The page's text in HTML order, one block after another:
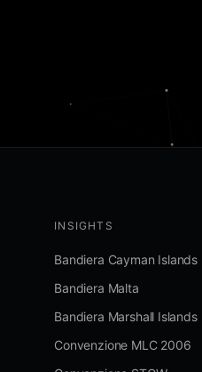
INSIGHTS
Bandiera Cayman Islands
Bandiera Malta
Bandiera Marshall Islands
Convenzione MLC 2006